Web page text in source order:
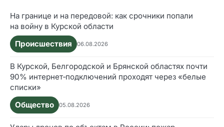
На границе и на передовой: как срочники попали
на войну в Курской области
Происшествия
06.08.2026
В Курской, Белгородской и Брянской областях почти
90% интернет‑подключений проходят через «белые
списки»
Общество
05.08.2026